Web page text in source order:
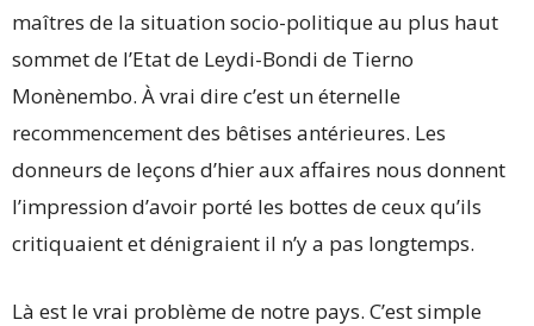
maîtres de la situation socio-politique au plus haut
sommet de l’Etat de Leydi-Bondi de Tierno
Monènembo. À vrai dire c’est un éternelle
recommencement des bêtises antérieures. Les
donneurs de leçons d’hier aux affaires nous donnent
l’impression d’avoir porté les bottes de ceux qu’ils
critiquaient et dénigraient il n’y a pas longtemps.
Là est le vrai problème de notre pays. C’est simple